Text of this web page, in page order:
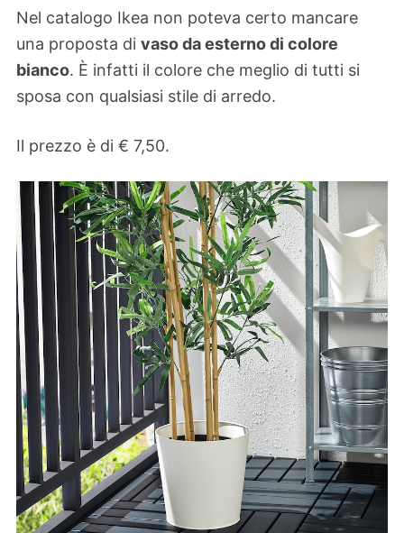
Nel catalogo Ikea non poteva certo mancare
una proposta di vaso da esterno di colore
bianco. È infatti il colore che meglio di tutti si
sposa con qualsiasi stile di arredo.
Il prezzo è di € 7,50.